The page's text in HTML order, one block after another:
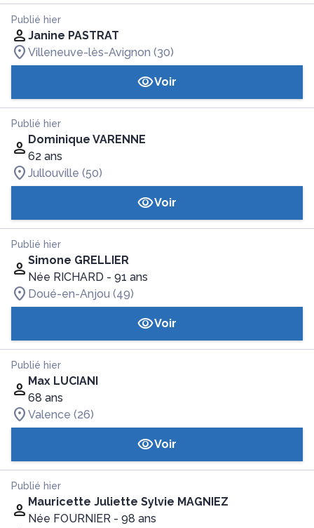
Publié hier
Janine PASTRAT
Villeneuve-lès-Avignon (30)
Voir
Publié hier
Dominique VARENNE
62 ans
Jullouville (50)
Voir
Publié hier
Simone GRELLIER
Née RICHARD - 91 ans
Doué-en-Anjou (49)
Voir
Publié hier
Max LUCIANI
68 ans
Valence (26)
Voir
Publié hier
Mauricette Juliette Sylvie MAGNIEZ
Née FOURNIER - 98 ans